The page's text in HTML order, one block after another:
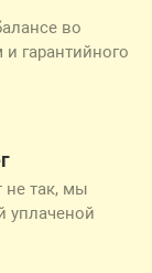
во
гарантийного
не так, мы
уплаченой